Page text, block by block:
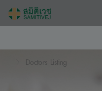
Doctors Listing